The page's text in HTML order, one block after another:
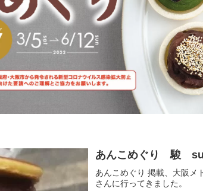
あんこめぐり 駿
あんこめぐり 掲載、大阪メ
さんに行ってきました。